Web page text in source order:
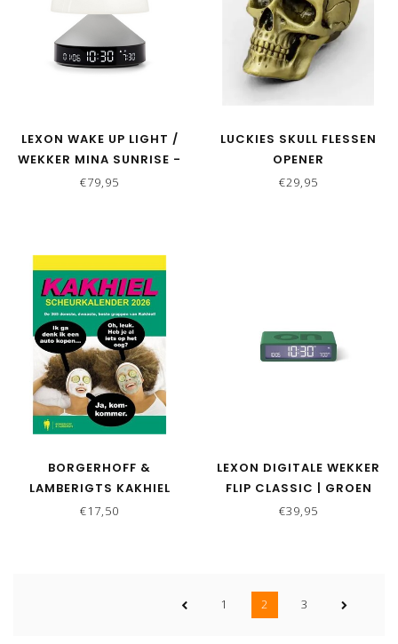
LEXON WAKE UP LIGHT /
WEKKER MINA SUNRISE -
ALU
€79,95
LUCKIES SKULL FLESSEN
OPENER
€29,95
BORGERHOFF &
LAMBERIGTS KAKHIEL
SCHEURKALENDER 2026
€17,50
LEXON DIGITALE WEKKER
FLIP CLASSIC | GROEN
€39,95
1 2 3